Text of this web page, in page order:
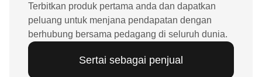
Terbitkan produk pertama anda dan dapatkan
peluang untuk menjana pendapatan dengan
berhubung bersama pedagang di seluruh dunia.
Sertai sebagai penjual